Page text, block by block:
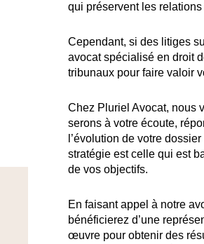
qui préservent les
Cependant, si des litiges
avocat spécialisé en droit
tribunaux pour faire valoir
Chez Pluriel Avocat, nous
serons à votre écoute,
l’évolution de votre
stratégie est celle qui est
de vos objectifs.
En faisant appel à notre
bénéficierez d’une
œuvre pour obtenir des